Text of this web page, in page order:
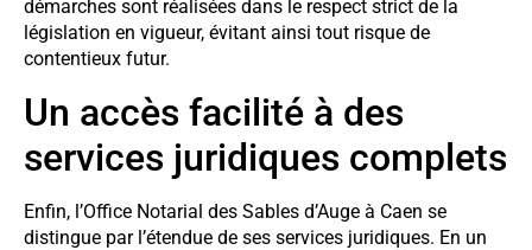
démarches sont réalisées dans le respect strict de la
législation en vigueur, évitant ainsi tout risque de
contentieux futur.
Un accès facilité à des
services juridiques complets
Enfin, l’Office Notarial des Sables d’Auge à Caen se
distingue par l’étendue de ses services juridiques. En un